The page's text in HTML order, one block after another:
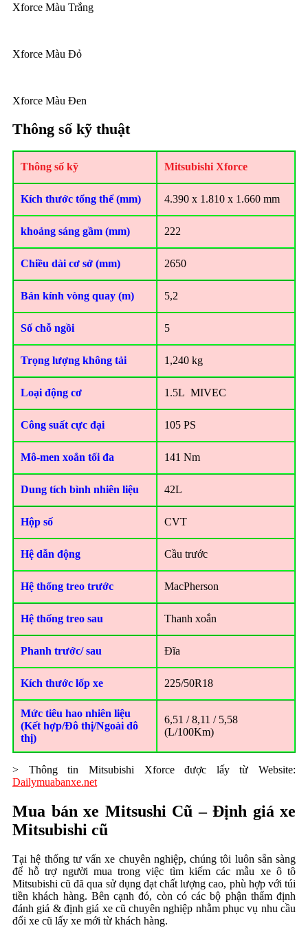
Xforce Màu Trắng
Xforce Màu Đỏ
Xforce Màu Đen
Thông số kỹ thuật
Thông số kỹ Mitsubishi Xforce
Kích thước tổng thể (mm) 4.390 x 1.810 x 1.660 mm
khoảng sáng gầm (mm) 222
Chiều dài cơ sở (mm) 2650
Bán kính vòng quay (m) 5,2
Số chỗ ngồi 5
Trọng lượng không tải 1,240 kg
Loại động cơ 1.5L MIVEC
Công suất cực đại 105 PS
Mô-men xoắn tối đa 141 Nm
Dung tích bình nhiên liệu 42L
Hộp số CVT
Hệ dẫn động Cầu trước
Hệ thống treo trước MacPherson
Hệ thống treo sau Thanh xoắn
Phanh trước/ sau Đĩa
Kích thước lốp xe 225/50R18
Mức tiêu hao nhiên liệu
(Kết hợp/Đô thị/Ngoài đô
thị)
6,51 / 8,11 / 5,58
(L/100Km)
> Thông tin Mitsubishi Xforce được lấy từ Website:
Dailymuabanxe.net
Mua bán xe Mitsushi Cũ – Định giá xe
Mitsubishi cũ
Tại hệ thống tư vấn xe chuyên nghiệp, chúng tôi luôn sẵn sàng
để hỗ trợ người mua trong việc tìm kiếm các mẫu xe ô tô
Mitsubishi cũ đã qua sử dụng đạt chất lượng cao, phù hợp với túi
tiền khách hàng. Bên cạnh đó, còn có các bộ phận thẩm định
đánh giá & định giá xe cũ chuyên nghiệp nhằm phục vụ nhu cầu
đổi xe cũ lấy xe mới từ khách hàng.